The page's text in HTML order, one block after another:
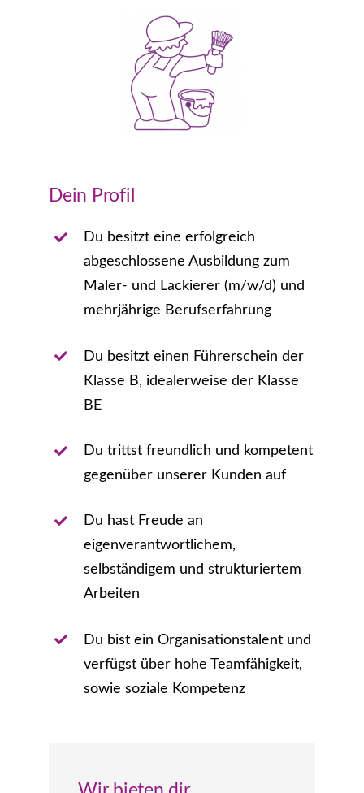
Dein Profil
Du besitzt eine erfolgreich
abgeschlossene Ausbildung zum
Maler- und Lackierer (m/w/d) und
mehrjährige Berufserfahrung
Du besitzt einen Führerschein der
Klasse B, idealerweise der Klasse
BE
Du trittst freundlich und kompetent
gegenüber unserer Kunden auf
Du hast Freude an
eigenverantwortlichem,
selbständigem und strukturiertem
Arbeiten
Du bist ein Organisationstalent und
verfügst über hohe Teamfähigkeit,
sowie soziale Kompetenz